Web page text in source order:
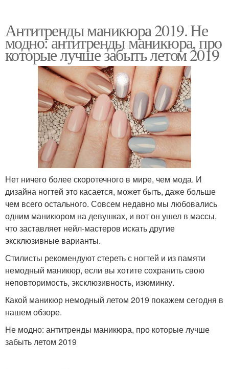
Антитренды маникюра 2019. Не
модно: антитренды маникюра, про
которые лучше забыть летом 2019
Нет ничего более скоротечного в мире, чем мода. И
дизайна ногтей это касается, может быть, даже больше
чем всего остального. Совсем недавно мы любовались
одним маникюром на девушках, и вот он ушел в массы,
что заставляет нейл-мастеров искать другие
эксклюзивные варианты.
Стилисты рекомендуют стереть с ногтей и из памяти
немодный маникюр, если вы хотите сохранить свою
неповторимость, эксклюзивность, изюминку.
Какой маникюр немодный летом 2019 покажем сегодня в
нашем обзоре.
Не модно: антитренды маникюра, про которые лучше
забыть летом 2019